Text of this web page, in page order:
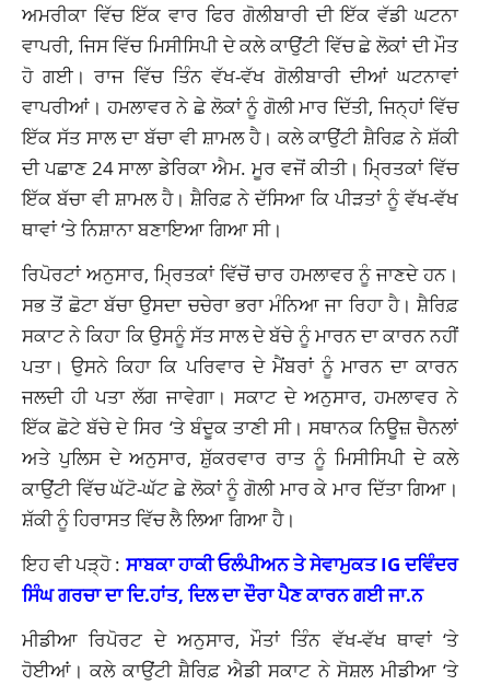
ਅਮਰੀਕਾ ਵਿੱਚ ਇੱਕ ਵਾਰ ਫਿਰ ਗੋਲੀਬਾਰੀ ਦੀ ਇੱਕ ਵੱਡੀ ਘਟਨਾ
ਵਾਪਰੀ, ਜਿਸ ਵਿੱਚ ਮਿਸੀਸਿਪੀ ਦੇ ਕਲੇ ਕਾਉਂਟੀ ਵਿੱਚ ਛੇ ਲੋਕਾਂ ਦੀ ਮੌਤ
ਹੋ ਗਈ। ਰਾਜ ਵਿੱਚ ਤਿੰਨ ਵੱਖ-ਵੱਖ ਗੋਲੀਬਾਰੀ ਦੀਆਂ ਘਟਨਾਵਾਂ
ਵਾਪਰੀਆਂ। ਹਮਲਾਵਰ ਨੇ ਛੇ ਲੋਕਾਂ ਨੂੰ ਗੋਲੀ ਮਾਰ ਦਿੱਤੀ, ਜਿਨ੍ਹਾਂ ਵਿੱਚ
ਇੱਕ ਸੱਤ ਸਾਲ ਦਾ ਬੱਚਾ ਵੀ ਸ਼ਾਮਲ ਹੈ। ਕਲੇ ਕਾਉਂਟੀ ਸ਼ੈਰਿਫ਼ ਨੇ ਸ਼ੱਕੀ
ਦੀ ਪਛਾਣ 24 ਸਾਲਾ ਡੇਰਿਕਾ ਐਮ. ਮੂਰ ਵਜੋਂ ਕੀਤੀ। ਮ੍ਰਿਤਕਾਂ ਵਿੱਚ
ਇੱਕ ਬੱਚਾ ਵੀ ਸ਼ਾਮਲ ਹੈ। ਸ਼ੈਰਿਫ਼ ਨੇ ਦੱਸਿਆ ਕਿ ਪੀੜਤਾਂ ਨੂੰ ਵੱਖ-ਵੱਖ
ਥਾਵਾਂ ‘ਤੇ ਨਿਸ਼ਾਨਾ ਬਣਾਇਆ ਗਿਆ ਸੀ।
ਰਿਪੋਰਟਾਂ ਅਨੁਸਾਰ, ਮ੍ਰਿਤਕਾਂ ਵਿੱਚੋਂ ਚਾਰ ਹਮਲਾਵਰ ਨੂੰ ਜਾਣਦੇ ਹਨ।
ਸਭ ਤੋਂ ਛੋਟਾ ਬੱਚਾ ਉਸਦਾ ਚਚੇਰਾ ਭਰਾ ਮੰਨਿਆ ਜਾ ਰਿਹਾ ਹੈ। ਸ਼ੈਰਿਫ਼
ਸਕਾਟ ਨੇ ਕਿਹਾ ਕਿ ਉਸਨੂੰ ਸੱਤ ਸਾਲ ਦੇ ਬੱਚੇ ਨੂੰ ਮਾਰਨ ਦਾ ਕਾਰਨ ਨਹੀਂ
ਪਤਾ। ਉਸਨੇ ਕਿਹਾ ਕਿ ਪਰਿਵਾਰ ਦੇ ਮੈਂਬਰਾਂ ਨੂੰ ਮਾਰਨ ਦਾ ਕਾਰਨ
ਜਲਦੀ ਹੀ ਪਤਾ ਲੱਗ ਜਾਵੇਗਾ। ਸਕਾਟ ਦੇ ਅਨੁਸਾਰ, ਹਮਲਾਵਰ ਨੇ
ਇੱਕ ਛੋਟੇ ਬੱਚੇ ਦੇ ਸਿਰ ‘ਤੇ ਬੰਦੂਕ ਤਾਣੀ ਸੀ। ਸਥਾਨਕ ਨਿਊਜ਼ ਚੈਨਲਾਂ
ਅਤੇ ਪੁਲਿਸ ਦੇ ਅਨੁਸਾਰ, ਸ਼ੁੱਕਰਵਾਰ ਰਾਤ ਨੂੰ ਮਿਸੀਸਿਪੀ ਦੇ ਕਲੇ
ਕਾਉਂਟੀ ਵਿੱਚ ਘੱਟੋ-ਘੱਟ ਛੇ ਲੋਕਾਂ ਨੂੰ ਗੋਲੀ ਮਾਰ ਕੇ ਮਾਰ ਦਿੱਤਾ ਗਿਆ।
ਸ਼ੱਕੀ ਨੂੰ ਹਿਰਾਸਤ ਵਿੱਚ ਲੈ ਲਿਆ ਗਿਆ ਹੈ।
ਇਹ ਵੀ ਪੜ੍ਹੋ : ਸਾਬਕਾ ਹਾਕੀ ਓਲੰਪੀਅਨ ਤੇ ਸੇਵਾਮੁਕਤ IG ਦਵਿੰਦਰ
ਸਿੰਘ ਗਰਚਾ ਦਾ ਦਿ.ਹਾਂਤ, ਦਿਲ ਦਾ ਦੌਰਾ ਪੈਣ ਕਾਰਨ ਗਈ ਜਾ.ਨ
ਮੀਡੀਆ ਰਿਪੋਰਟ ਦੇ ਅਨੁਸਾਰ, ਮੌਤਾਂ ਤਿੰਨ ਵੱਖ-ਵੱਖ ਥਾਵਾਂ ‘ਤੇ
ਹੋਈਆਂ। ਕਲੇ ਕਾਉਂਟੀ ਸ਼ੈਰਿਫ਼ ਐਡੀ ਸਕਾਟ ਨੇ ਸੋਸ਼ਲ ਮੀਡੀਆ ‘ਤੇ